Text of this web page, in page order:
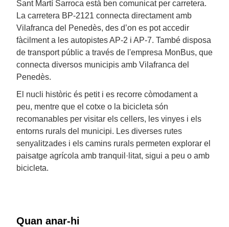
Sant Martí Sarroca està ben comunicat per carretera.
La carretera BP-2121 connecta directament amb
Vilafranca del Penedès, des d’on es pot accedir
fàcilment a les autopistes AP-2 i AP-7. També disposa
de transport públic a través de l'empresa MonBus, que
connecta diversos municipis amb Vilafranca del
Penedès.
El nucli històric és petit i es recorre còmodament a
peu, mentre que el cotxe o la bicicleta són
recomanables per visitar els cellers, les vinyes i els
entorns rurals del municipi. Les diverses rutes
senyalitzades i els camins rurals permeten explorar el
paisatge agrícola amb tranquil·litat, sigui a peu o amb
bicicleta.
Quan anar-hi